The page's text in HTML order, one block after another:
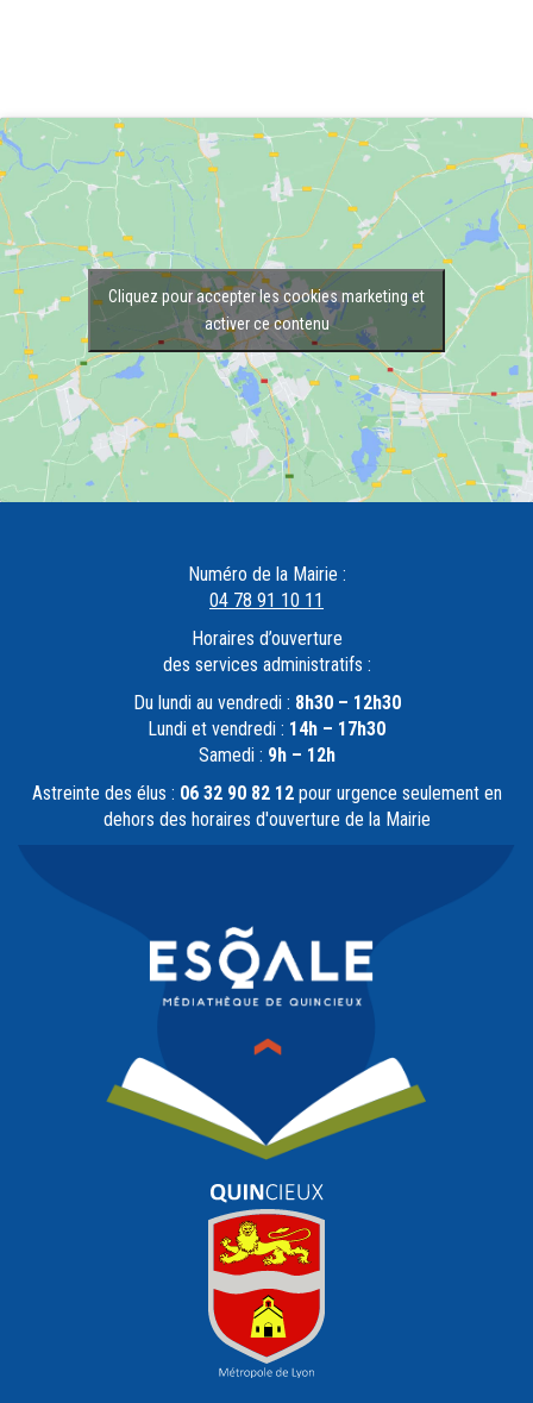
Cliquez pour accepter les cookies marketing et
activer ce contenu
Numéro de la Mairie :
04 78 91 10 11
Horaires d’ouverture
des services administratifs :
Du lundi au vendredi : 8h30 – 12h30
Lundi et vendredi : 14h – 17h30
Samedi : 9h – 12h
Astreinte des élus : 06 32 90 82 12pour urgence seulement en
dehors des horaires d'ouverture de la Mairie